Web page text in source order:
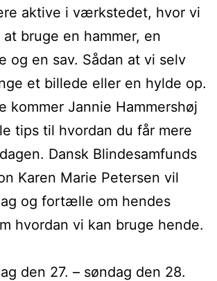
aktive i værkstedet, hvor vi
bruge en hammer, en
og en sav. Sådan at vi selv
et billede eller en hylde op.
kommer Jannie Hammershøj
tips til hvordan du får mere
Dansk Blindesamfunds
Karen Marie Petersen vil
og fortælle om hendes
hvordan vi kan bruge hende.
den 27. – søndag den 28.